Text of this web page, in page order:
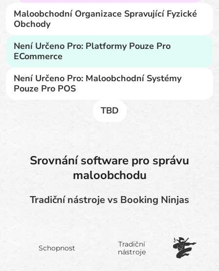
Maloobchodní Organizace Spravující Fyzické
Obchody
Není Určeno Pro: Platformy Pouze Pro
ECommerce
Není Určeno Pro: Maloobchodní Systémy
Pouze Pro POS
TBD
Srovnání software pro správu
maloobchodu
Tradiční nástroje vs Booking Ninjas
Schopnost
Tradiční
nástroje